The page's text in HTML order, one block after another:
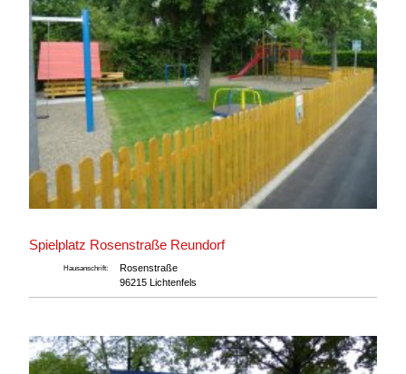
Spielplatz Rosenstraße Reundorf
Hausanschrift:
Rosenstraße
96215 Lichtenfels